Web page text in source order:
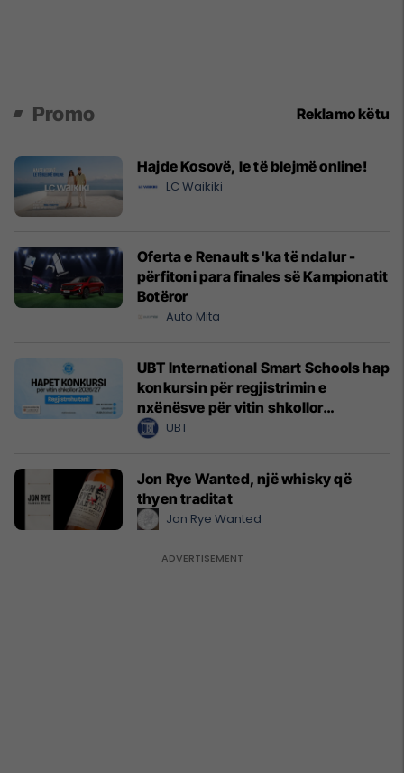
Promo Reklamo këtu
Hajde Kosovë, le të blejmë online!
LC Waikiki
Oferta e Renault s'ka të ndalur -
përfitoni para finales së Kampionatit
Botëror
Auto Mita
UBT International Smart Schools hap
konkursin për regjistrimin e
nxënësve për vitin shkollor
2026/2027
UBT
Jon Rye Wanted, një whisky që
thyen traditat
Jon Rye Wanted